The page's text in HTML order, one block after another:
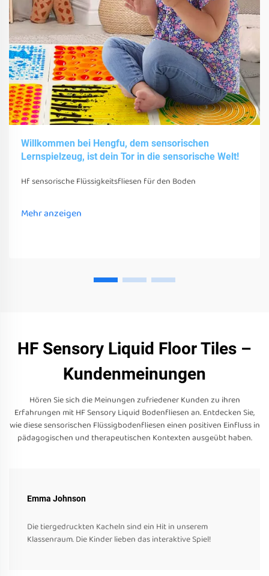
Willkommen bei Hengfu, dem sensorischen
Lernspielzeug, ist dein Tor in die sensorische Welt!
Hf sensorische Flüssigkeitsfliesen für den Boden
Mehr anzeigen
HF Sensory Liquid Floor Tiles –
Kundenmeinungen
Hören Sie sich die Meinungen zufriedener Kunden zu ihren
Erfahrungen mit HF Sensory Liquid Bodenfliesen an. Entdecken Sie,
wie diese sensorischen Flüssigbodenfliesen einen positiven Einfluss in
pädagogischen und therapeutischen Kontexten ausgeübt haben.
Emma Johnson
Die tiergedruckten Kacheln sind ein Hit in unserem
Klassenraum. Die Kinder lieben das interaktive Spiel!